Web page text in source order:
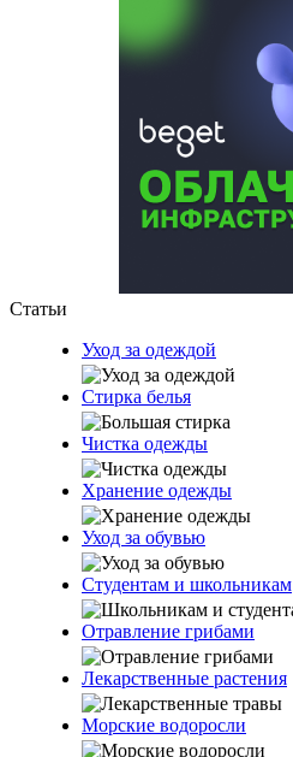
Статьи
Уход за одеждой
Стирка белья
Чистка одежды
Хранение одежды
Уход за обувью
Студентам и школьникам
Отравление грибами
Лекарственные растения
Морские водоросли